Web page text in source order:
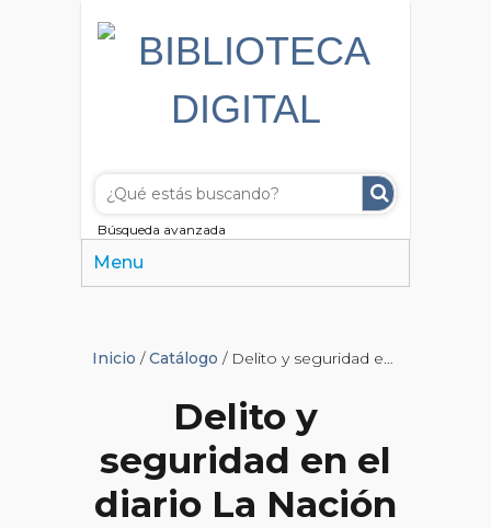
Búsqueda avanzada
Menu
Inicio /Catálogo / Delito y seguridad en el diario La Nación
Delito y
seguridad en el
diario La Nación